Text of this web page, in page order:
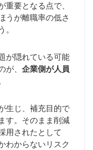
要となる点で、
うが離職率の低さ
が隠れている可能
が、 企業側が人員
生じ、補充目的で
す。そのまま削減
用されたとして
わからないリスク